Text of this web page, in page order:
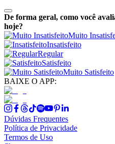
De forma geral, como você
hoje?
Muito
Insatisfeito
Regular
Satisfeito
Muito Satisfeito
BAIXE O APP:
Dúvidas Frequentes
Política de Privacidade
Termos de Uso